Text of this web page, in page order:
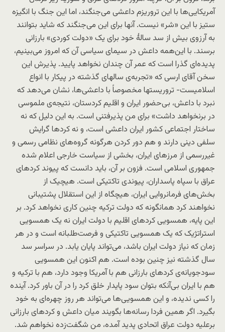
آمریکایی‌ها با این تروریزم داعشی می‌جنگند، اما این جنگ با انگیزه
ستیز با این «شر» نیست. آنها برای این می‌جنگند که شاید بتوانند
به آرزوی بیش از سد سالۀ خود برای یک «دولت کوردی» بارزانی
برسند. با این‌همه داعش در سیمای سیاسی آن که امروز می‌بینیم،
پدیده‌ای گذرا است که عمر آن چندان نخواهد پایید. پذیرش این
سخن آقای ارسی که «تجربه‌ی سالهای گذشته در پیکار با انواع
اسلامیست- تروریستها مخصوصاً با داعشی‌ها، نشان می‌دهد که
نبرد با داعش، بی‌حضور ایران و اقلیم کردستان، نتیجه‌ی ملموسی
در برنخواهد داشت» برای من پذیرفتنی است. به این دلیل که نه
ساختار اجتماعی کشور ایران داعشی است، و نه کردها گرایش
سلفی دینی دارند و هم دور کردن هرگونه گروه‌های نظامی رسمی و
غیررسمی از مرزهای ایران، بخشی از سیاست خارجی اعلام شده
جمهوری اسلامی است. فزون بر آن، باید دانست که پیوند کردهای
عراق با سپاه پاسداران، پیوندی تاکتیکی است. هیچیک از
بخش‌های فرمانروایی ایران، هیچگاه از این استقلال پشتیبانی
نخواهند کرد همانگونه که دولت ترکیه چنین کاری نخواهد کرد. بر
این پایه، همسویی کردهای اقلیم با دولت ایران نه یک همسویی
استراتژیک که یک همسویی تاکتیکی و فرصت‌طلبانه است و در هر
زمان که نیاز دولت ایران باشد، می‌تواند پایان یابد. در سراسر سد
سال گذشته نیز چنین بوده است. هم اکنون این همسویی
سودجویانه‌ی کردهای بارزانی هم با آمریکا وجود دارد، هم با ترکیه و
هم با ایران بی‌آنکه بتوان سود پایدار خلق کرد را در آن باور کرد. آینده
را کسی ندیده، و این همسویی‌ها می‌تواند هر روز چهره‌ای به خود
بگیرد. اگر همین فردا رسانه‌ها بگویند میان داعش و کردهای بارزانی
برعلیه دولت عراق اتحادی پدید آمده، من شگفت‌زده نخواهم شد.